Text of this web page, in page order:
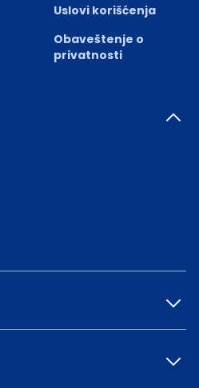
Uslovi korišćenja
Obaveštenje o
privatnosti